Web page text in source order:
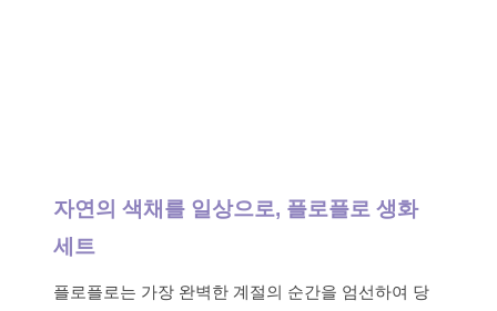
자연의 색채를 일상으로, 플로플로 생화
세트
플로플로는 가장 완벽한 계절의 순간을 엄선하여 당